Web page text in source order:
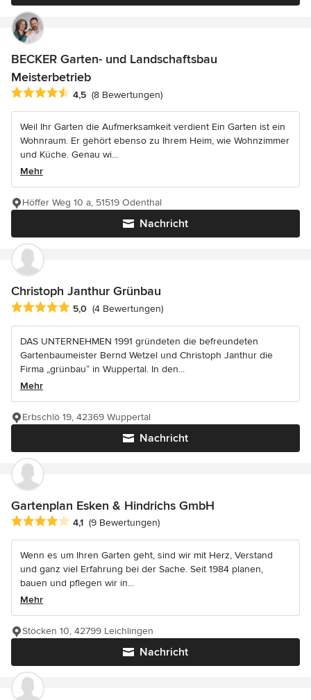
BECKER Garten- und Landschaftsbau
Meisterbetrieb
Durchschnittliche Bewertung: 4.5 von 5 Sternen
4,5 (8 Bewertungen)
Weil Ihr Garten die Aufmerksamkeit verdient Ein Garten ist ein
Wohnraum. Er gehört ebenso zu Ihrem Heim, wie Wohnzimmer
und Küche. Genau wi...
Mehr
Nachricht
Höffer Weg 10 a, 51519 Odenthal
Christoph Janthur Grünbau
Durchschnittliche Bewertung: 5 von 5 Sternen
5,0 (4 Bewertungen)
DAS UNTERNEHMEN 1991 gründeten die befreundeten
Gartenbaumeister Bernd Wetzel und Christoph Janthur die
Firma „grünbau“ in Wuppertal. In den...
Mehr
Nachricht
Erbschlö 19, 42369 Wuppertal
Gartenplan Esken & Hindrichs GmbH
Durchschnittliche Bewertung: 4.1 von 5 Sternen
4,1 (9 Bewertungen)
Wenn es um Ihren Garten geht, sind wir mit Herz, Verstand
und ganz viel Erfahrung bei der Sache. Seit 1984 planen,
bauen und pflegen wir in...
Mehr
Nachricht
Stöcken 10, 42799 Leichlingen